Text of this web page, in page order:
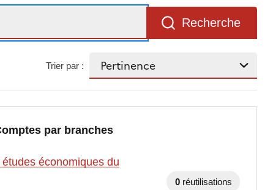
Recherche
Trier par :
par branches
économiques du
0 réutilisations